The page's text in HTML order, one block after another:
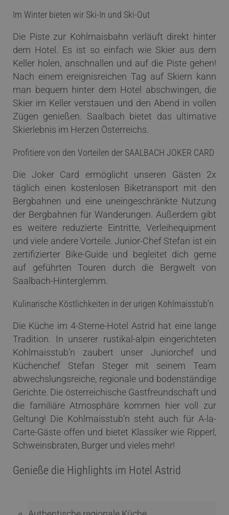
Im Winter bieten wir Ski-In und Ski-Out
Die Piste zur Kohlmaisbahn verläuft direkt hinter
dem Hotel. Es ist so einfach wie Skier aus dem
Keller holen, anschnallen und auf die Piste gehen!
Nach einem ereignisreichen Tag auf Skiern kann
man bequem hinter dem Hotel abschwingen, die
Skier im Keller verstauen und den Abend in vollen
Zügen genießen. Saalbach bietet das ultimative
Skierlebnis im Herzen Österreichs.
Profitiere von den Vorteilen der SAALBACH JOKER CARD
Die Joker Card ermöglicht unseren Gästen 2x
täglich einen kostenlosen Biketransport mit den
Bergbahnen und eine uneingeschränkte Nutzung
der Bergbahnen für Wanderungen. Außerdem gibt
es weitere reduzierte Eintritte, Verleihequipment
und viele andere Vorteile. Junior-Chef Stefan ist ein
zertifizierter Bike-Guide und begleitet dich gerne
auf geführten Touren durch die Bergwelt von
Saalbach-Hinterglemm.
Kulinarische Köstlichkeiten in der urigen Kohlmaisstub’n
Die Küche im 4-Sterne-Hotel Astrid hat eine lange
Tradition. In unserer rustikal-alpin eingerichteten
Kohlmaisstub’n zaubert unser Juniorchef und
Küchenchef Stefan Steger mit seinem Team
abwechslungsreiche, regionale und bodenständige
Gerichte. Die österreichische Gastfreundschaft und
die familiäre Atmosphäre kommen hier voll zur
Geltung! Die Kohlmaisstub’n steht auch für A-la-
Carte-Gäste offen und bietet Klassiker wie Ripperl,
Schweinsbraten, Burger und vieles mehr!
Genieße die Highlights im Hotel Astrid